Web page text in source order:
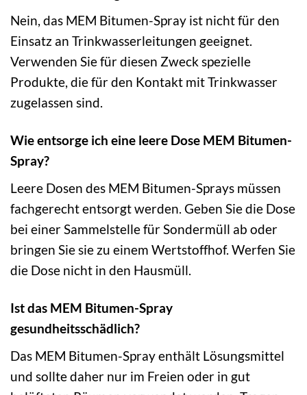
Nein, das MEM Bitumen-Spray ist nicht für den
Einsatz an Trinkwasserleitungen geeignet.
Verwenden Sie für diesen Zweck spezielle
Produkte, die für den Kontakt mit Trinkwasser
zugelassen sind.
Wie entsorge ich eine leere Dose MEM Bitumen-
Spray?
Leere Dosen des MEM Bitumen-Sprays müssen
fachgerecht entsorgt werden. Geben Sie die Dose
bei einer Sammelstelle für Sondermüll ab oder
bringen Sie sie zu einem Wertstoffhof. Werfen Sie
die Dose nicht in den Hausmüll.
Ist das MEM Bitumen-Spray
gesundheitsschädlich?
Das MEM Bitumen-Spray enthält Lösungsmittel
und sollte daher nur im Freien oder in gut